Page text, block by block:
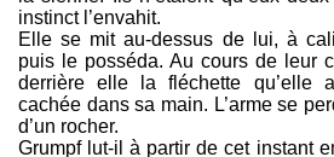
instinct l’envahit.
Elle se mit au-dessus de lui, à
puis le posséda. Au cours de leur
derrière elle la fléchette qu’elle
cachée dans sa main. L’arme se
d’un rocher.
Grumpf lut-il à partir de cet instant